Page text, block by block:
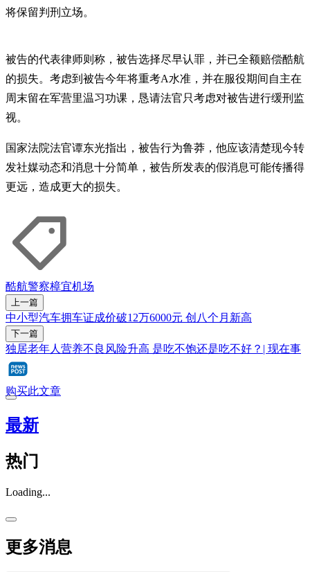
将保留判刑立场。
被告的代表律师则称，被告选择尽早认罪，并已全额赔偿酷航
的损失。考虑到被告今年将重考A水准，并在服役期间自主在
周末留在军营里温习功课，恳请法官只考虑对被告进行缓刑监
视。
国家法院法官谭东光指出，被告行为鲁莽，他应该清楚现今转
发社媒动态和消息十分简单，被告所发表的假消息可能传播得
更远，造成更大的损失。
酷航警察樟宜机场
上一篇
中小型汽车拥车证成价破12万6000元 创八个月新高
下一篇
独居老年人营养不良风险升高 是吃不饱还是吃不好？| 现在事
购买此文章
最新
热门
Loading...
更多消息